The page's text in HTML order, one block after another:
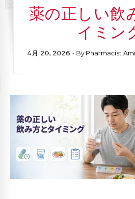
薬の正しい飲
イミン
4月 20, 2026 - By Pharmacist